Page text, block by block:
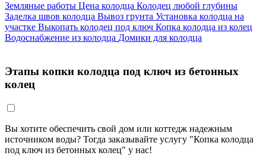
Земляные работы Цена колодца Колодец любой глубины
Заделка швов колодца Вывоз грунта Установка колодца на
участке Выкопать колодец под ключ Копка колодца из колец
Водоснабжение из колодца Домики для колодца
Этапы копки колодца под ключ из бетонных
колец
Вы хотите обеспечить свой дом или коттедж надежным
источником воды? Тогда заказывайте услугу "Копка колодца
под ключ из бетонных колец" у нас!